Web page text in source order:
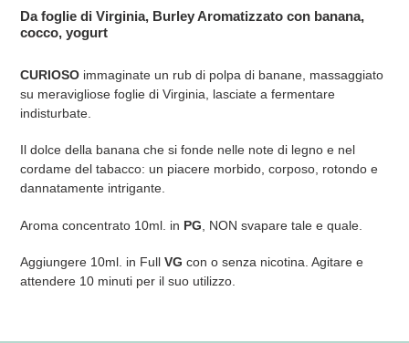
Da foglie di Virginia, Burley Aromatizzato con banana,
cocco, yogurt
CURIOSO immaginate un rub di polpa di banane, massaggiato
su meravigliose foglie di Virginia, lasciate a fermentare
indisturbate.
Il dolce della banana che si fonde nelle note di legno e nel
cordame del tabacco: un piacere morbido, corposo, rotondo e
dannatamente intrigante.
Aroma concentrato 10ml. in PG NON svapare tale e quale.
Aggiungere 10ml. in Full VG con o senza nicotina. Agitare e
attendere 10 minuti per il suo utilizzo.